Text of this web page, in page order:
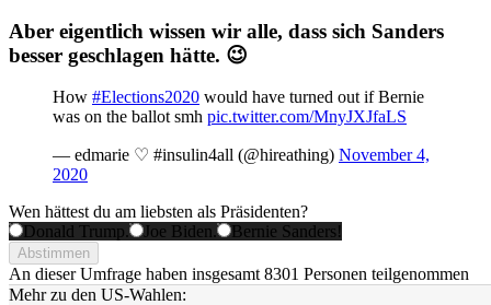
Aber eigentlich wissen wir alle, dass sich Sanders
besser geschlagen hätte. 😉
How #Elections2020 would have turned out if Bernie
was on the ballot smh pic.twitter.com/MnyJXJfaLS
— edmarie ♡ #insulin4all (@hireathing) November 4,
2020
Wen hättest du am liebsten als Präsidenten?
Donald Trump.
Joe Biden. Bernie Sanders!
Abstimmen
An dieser Umfrage haben insgesamt8301 Personen teilgenommen
Mehr zu den US-Wahlen: